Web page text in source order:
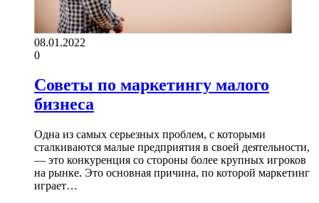
08.01.2022
0
Советы по маркетингу малого
бизнеса
Одна из самых серьезных проблем, с которыми
сталкиваются малые предприятия в своей деятельности,
— это конкуренция со стороны более крупных игроков
на рынке. Это основная причина, по которой маркетинг
играет…